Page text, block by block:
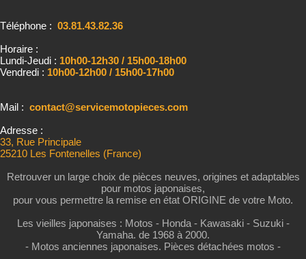
Téléphone : 03.81.43.82.36
Horaire :
Lundi-Jeudi : 10h00-12h30 / 15h00-18h00
Vendredi : 10h00-12h00 / 15h00-17h00
Mail : contact@servicemotopieces.com
Adresse :
33, Rue Principale
25210 Les Fontenelles (France)
Retrouver un large choix de pièces neuves, origines et adaptables
pour motos japonaises,
pour vous permettre la remise en état ORIGINE de votre Moto.
Les vieilles japonaises : Motos - Honda - Kawasaki - Suzuki -
Yamaha. de 1968 à 2000.
- Motos anciennes japonaises. Pièces détachées motos -